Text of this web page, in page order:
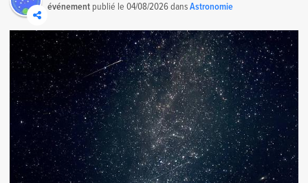
événement publié le04/08/2026dansAstronomie